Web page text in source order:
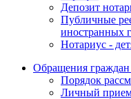
Депозит
Публичные
иностранных
Нотариус -
Обращения
Порядок
Личный